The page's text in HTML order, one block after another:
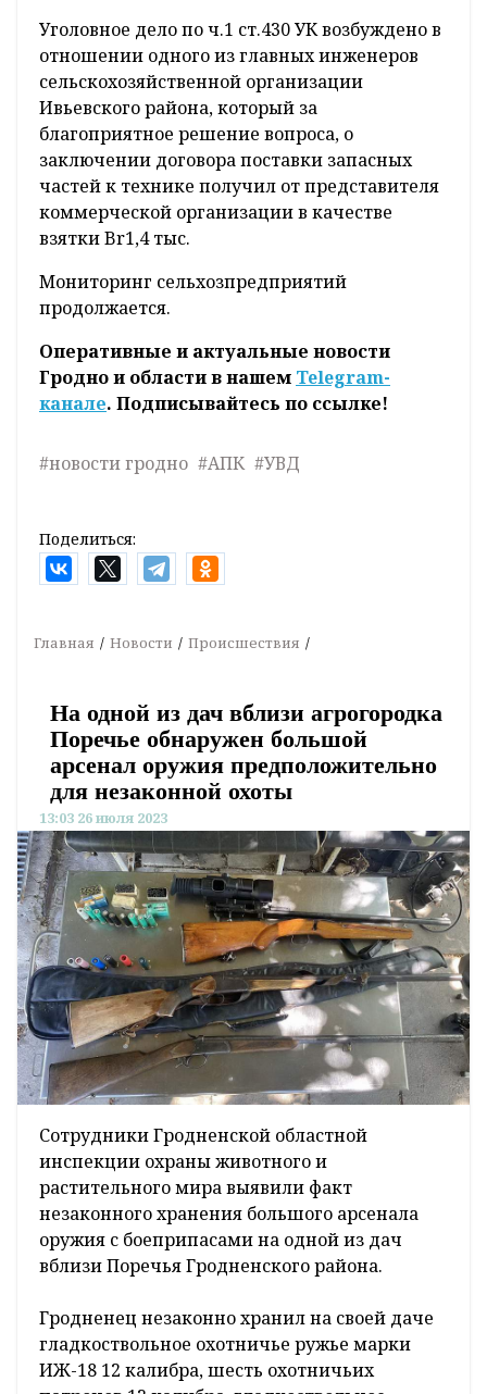
Уголовное дело по ч.1 ст.430 УК возбуждено в
отношении одного из главных инженеров
сельскохозяйственной организации
Ивьевского района, который за
благоприятное решение вопроса, о
заключении договора поставки запасных
частей к технике получил от представителя
коммерческой организации в качестве
взятки Br1,4 тыс.
Мониторинг сельхозпредприятий
продолжается.
Оперативные и актуальные новости
Гродно и области в нашем Telegram-
канале. Подписывайтесь по ссылке!
#новости гродно #АПК #УВД
Поделиться:
Главная Новости Происшествия
На одной из дач вблизи агрогородка
Поречье обнаружен большой
арсенал оружия предположительно
для незаконной охоты
13:03 26 июля 2023
Сотрудники Гродненской областной
инспекции охраны животного и
растительного мира выявили факт
незаконного хранения большого арсенала
оружия с боеприпасами на одной из дач
вблизи Поречья Гродненского района.
Гродненец незаконно хранил на своей даче
гладкоствольное охотничье ружье марки
ИЖ-18 12 калибра, шесть охотничьих